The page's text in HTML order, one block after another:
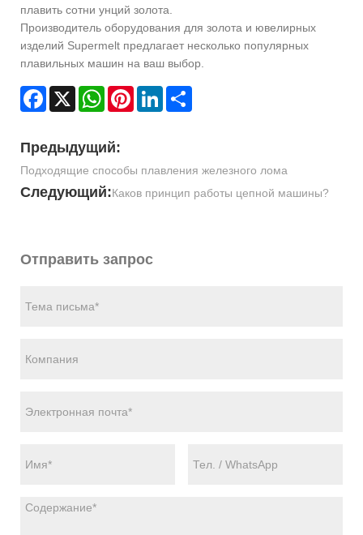
плавить сотни унций золота.
Производитель оборудования для золота и ювелирных
изделий Supermelt предлагает несколько популярных
плавильных машин на ваш выбор.
Facebook
X WhatsAppPinterestLinkedIn
Предыдущий:
Подходящие способы плавления железного лома
Следующий:Каков принцип работы цепной машины?
Отправить запрос